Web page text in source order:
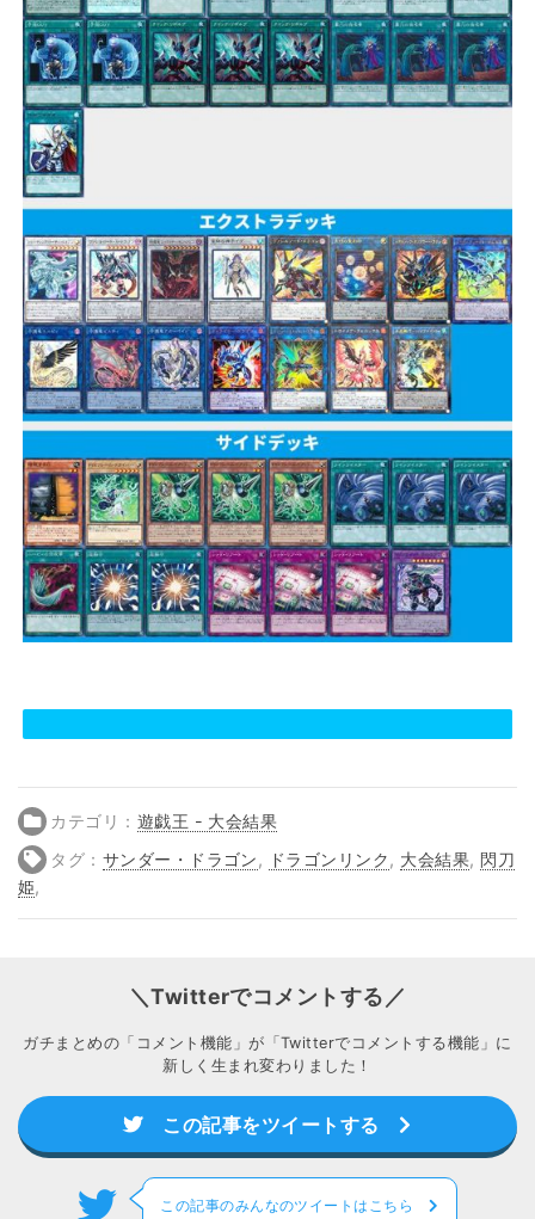
カテゴリ： 遊戯王 - 大会結果
タグ： サンダー・ドラゴン , ドラゴンリンク , 大会結果, 閃刀
姫,
＼Twitterでコメントする／
ガチまとめの「コメント機能」が「Twitterでコメントする機能」に
新しく生まれ変わりました！
この記事をツイートする
この記事のみんなのツイートはこちら